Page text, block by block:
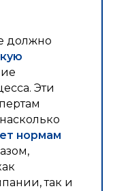
должно
Эти
нормам
так и